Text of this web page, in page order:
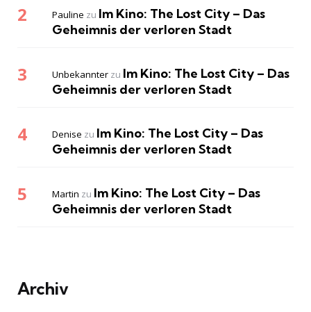
Pauline zu Im Kino: The Lost City – Das
Geheimnis der verloren Stadt
Unbekannter zu Im Kino: The Lost City – Das
Geheimnis der verloren Stadt
Denise zu Im Kino: The Lost City – Das
Geheimnis der verloren Stadt
Martin zu Im Kino: The Lost City – Das
Geheimnis der verloren Stadt
Archiv